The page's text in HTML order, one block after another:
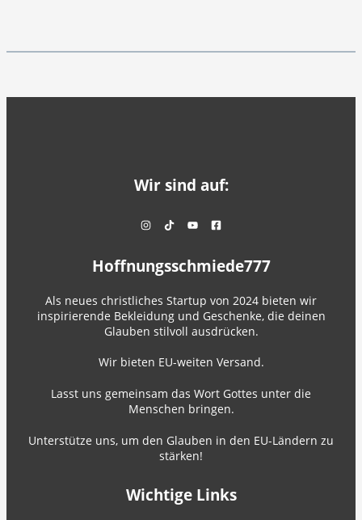
Wir sind auf:
Hoffnungsschmiede777
Als neues christliches Startup von 2024 bieten wir
inspirierende Bekleidung und Geschenke, die deinen
Glauben stilvoll ausdrücken.
Wir bieten EU-weiten Versand.
Lasst uns gemeinsam das Wort Gottes unter die
Menschen bringen.
Unterstütze uns, um den Glauben in den EU-Ländern zu
stärken!
Wichtige Links